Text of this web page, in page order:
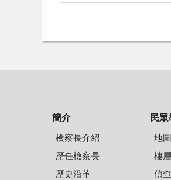
簡介
檢察長介紹
歷任檢察長
歷史沿革
民
地
樓
偵